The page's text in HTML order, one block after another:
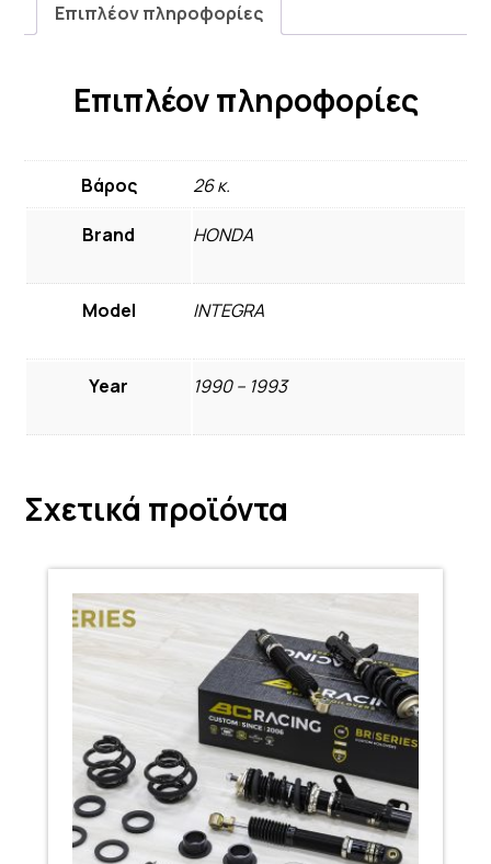
Επιπλέον πληροφορίες
Επιπλέον πληροφορίες
Βάρος 26 κ.
Brand HONDA
Model INTEGRA
Year 1990 – 1993
Σχετικά προϊόντα